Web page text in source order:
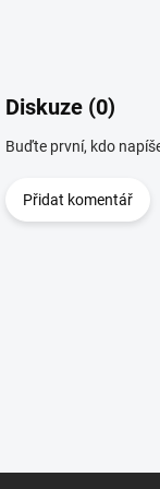
Diskuze (0)
Buďte první, kdo
Přidat komentář